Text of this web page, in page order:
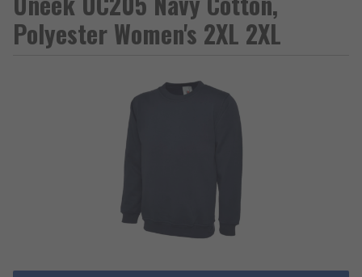
Polyester Women's 2XL 2XL